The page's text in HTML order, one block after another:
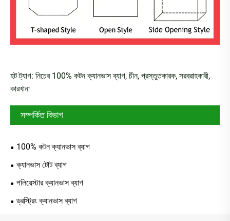
হট ট্যাগ: নিচের 100% কটন ক্যানভাস ব্যাগ, চীন, প্রস্তুতকারক, সরবরাহকারী,
কারখানা
সম্পর্কিত বিভাগ
100% কটন ক্যানভাস ব্যাগ
ক্যানভাস টোট ব্যাগ
পলিয়েস্টার ক্যানভাস ব্যাগ
ড্রস্ট্রিং ক্যানভাস ব্যাগ